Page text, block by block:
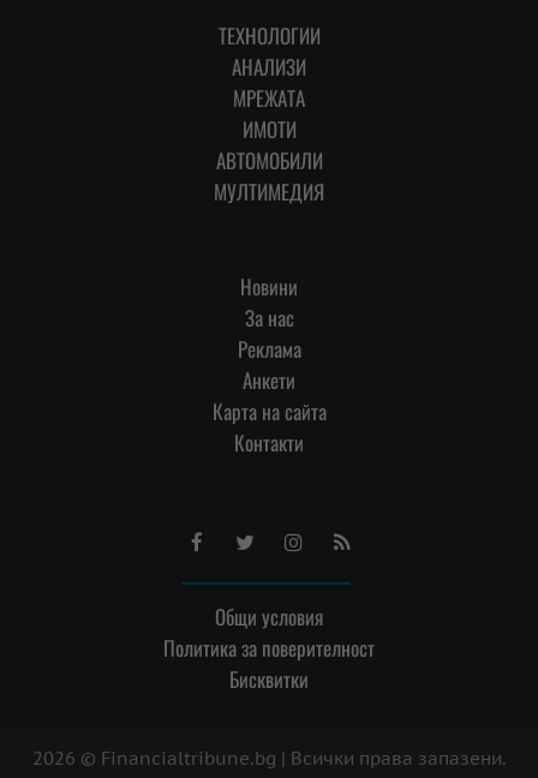
ТЕХНОЛОГИИ
АНАЛИЗИ
МРЕЖАТА
ИМОТИ
АВТОМОБИЛИ
МУЛТИМЕДИЯ
Новини
За нас
Реклама
Анкети
Карта на сайта
Контакти
FacebookTwitterInstagram
RSS
Общи условия
Политика за поверителност
Бисквитки
2026 © Financialtribune.bg | Всички права запазени.